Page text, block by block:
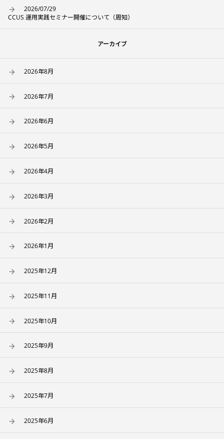
2026/07/29
CCUS 運用実践セミナー開催について（周知）
アーカイブ
2026年8月
2026年7月
2026年6月
2026年5月
2026年4月
2026年3月
2026年2月
2026年1月
2025年12月
2025年11月
2025年10月
2025年9月
2025年8月
2025年7月
2025年6月